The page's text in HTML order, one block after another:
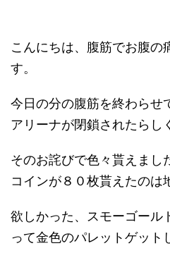
こんにちは、腹筋でお腹の
す。
今日の分の腹筋を終わらせ
アリーナが閉鎖されたらし
そのお詫びで色々貰えまし
コインが８０枚貰えたのは
欲しかった、スモーゴール
って金色のパレットゲット